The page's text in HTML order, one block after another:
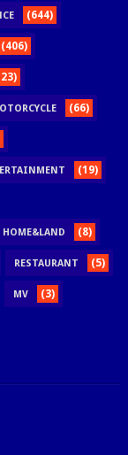
(644)
(406)
(66)
(19)
HOME&LAND (8)
RESTAURANT (5)
MV (3)